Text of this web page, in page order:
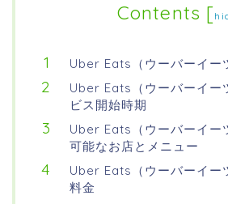
Contents [
Uber Eats（ウーバーイー
Uber Eats（ウーバーイー
ビス開始時期
Uber Eats（ウーバーイー
可能なお店とメニュー
Uber Eats（ウーバーイー
料金